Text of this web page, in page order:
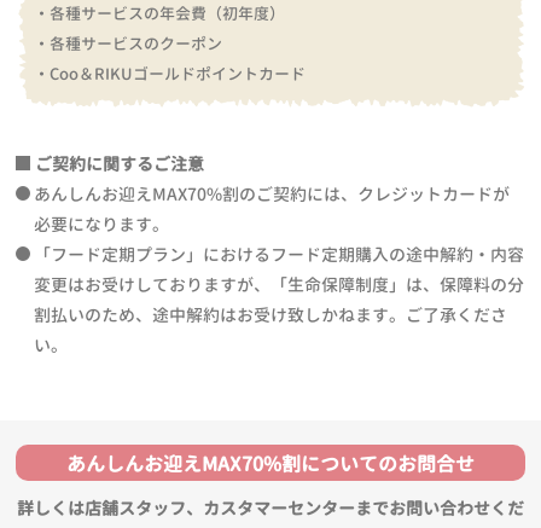
・各種サービスの年会費（初年度）
・各種サービスのクーポン
・Coo＆RIKUゴールドポイントカード
ご契約に関するご注意
あんしんお迎えMAX70%割のご契約には、クレジットカードが
必要になります。
「フード定期プラン」におけるフード定期購入の途中解約・内容
変更はお受けしておりますが、「生命保障制度」は、保障料の分
割払いのため、途中解約はお受け致しかねます。ご了承くださ
い。
あんしんお迎えMAX70%割についてのお問合せ
詳しくは店舗スタッフ、カスタマーセンターまでお問い合わせくだ